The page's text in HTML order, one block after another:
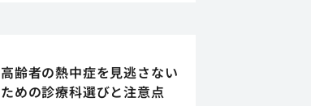
高齢者の熱中症を見逃さない
ための診療科選びと注意点